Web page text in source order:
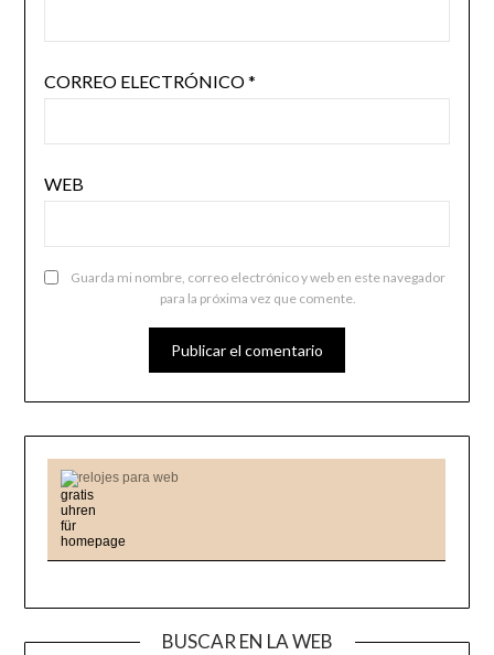
CORREO ELECTRÓNICO*
WEB
Guarda mi nombre, correo electrónico y web en este navegador
para la próxima vez que comente.
relojes para web
BUSCAR EN LA WEB